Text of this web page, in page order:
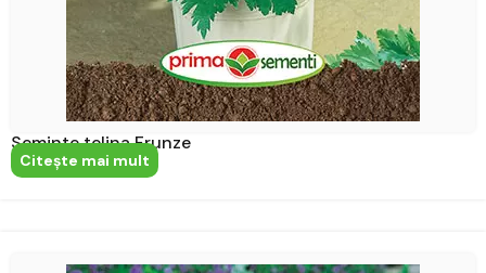
Seminte telina Frunze
Citeşte mai mult